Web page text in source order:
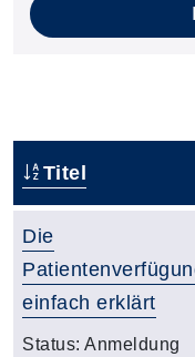
Titel
Die
einfach erklärt
Status: Anmeldung